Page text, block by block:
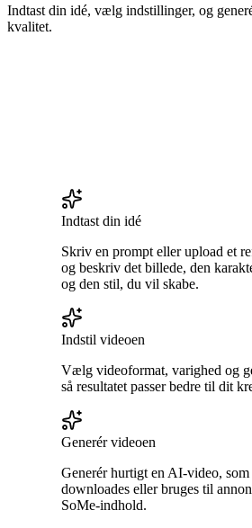
Indtast din idé, vælg indstillinger, og
kvalitet.
Indtast din idé
Skriv en prompt eller upload et
og beskriv det billede, den
og den stil, du vil skabe.
Indstil videoen
Vælg videoformat, varighed og
så resultatet passer bedre til dit
Generér videoen
Generér hurtigt en AI-video, som
downloades eller bruges til
SoMe-indhold.